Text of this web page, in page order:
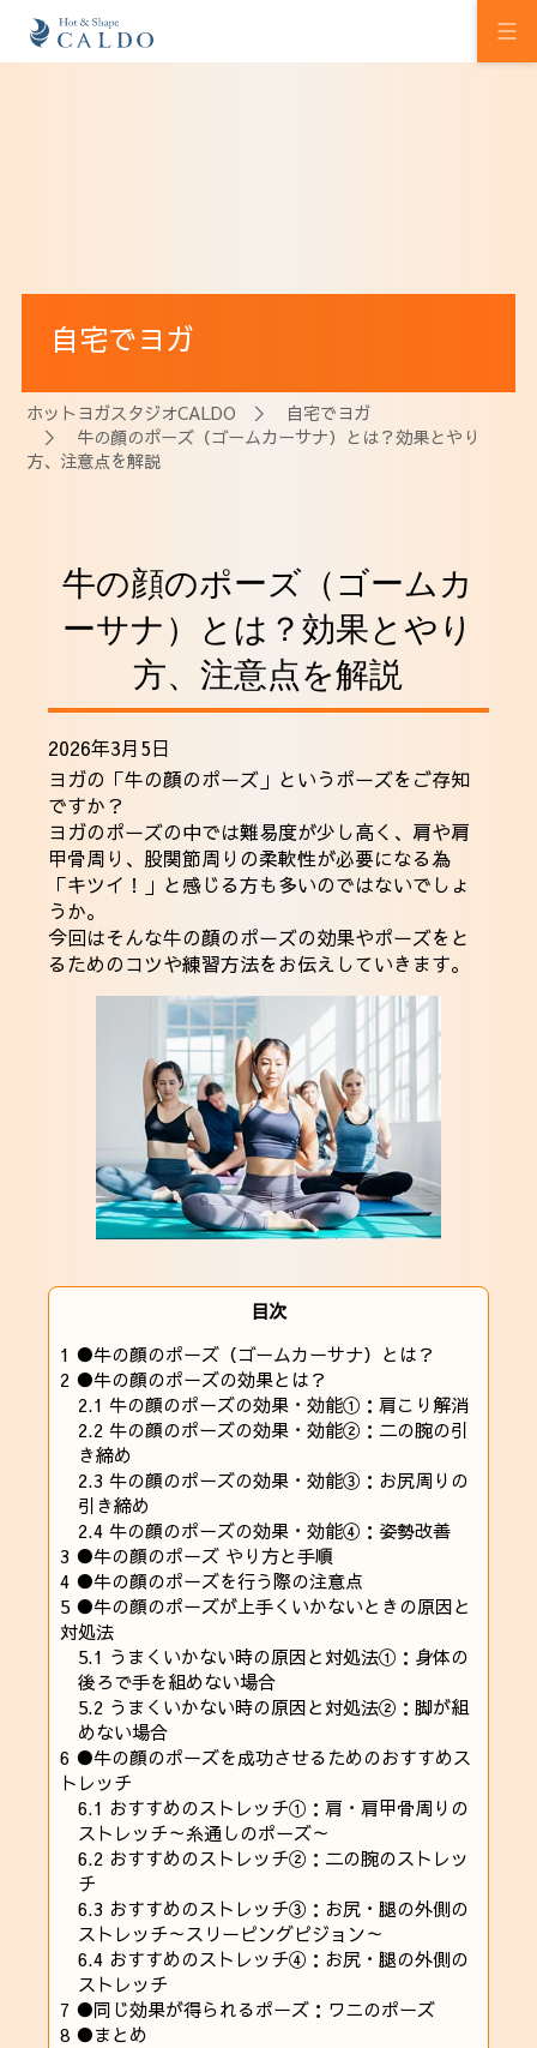
スタジオを探す
プログラム
料金
ウェルチケ
採用情報
自宅でヨガ
ホットヨガスタジオCALDO ＞ 自宅でヨガ
＞ 牛の顔のポーズ（ゴームカーサナ）とは？効果とやり
方、注意点を解説
牛の顔のポーズ（ゴームカ
ーサナ）とは？効果とやり
方、注意点を解説
2026年3月5日
ヨガの「牛の顔のポーズ」というポーズをご存知
ですか？
ヨガのポーズの中では難易度が少し高く、肩や肩
甲骨周り、股関節周りの柔軟性が必要になる為
「キツイ！」と感じる方も多いのではないでしょ
うか。
今回はそんな牛の顔のポーズの効果やポーズをと
るためのコツや練習方法をお伝えしていきます。
目次
1 ●牛の顔のポーズ（ゴームカーサナ）とは？
2 ●牛の顔のポーズの効果とは？
2.1 牛の顔のポーズの効果・効能①：肩こり解消
2.2 牛の顔のポーズの効果・効能②：二の腕の引
き締め
2.3 牛の顔のポーズの効果・効能③：お尻周りの
引き締め
2.4 牛の顔のポーズの効果・効能④：姿勢改善
3 ●牛の顔のポーズ やり方と手順
4 ●牛の顔のポーズを行う際の注意点
5 ●牛の顔のポーズが上手くいかないときの原因と
対処法
5.1 うまくいかない時の原因と対処法①：身体の
後ろで手を組めない場合
5.2 うまくいかない時の原因と対処法②：脚が組
めない場合
6 ●牛の顔のポーズを成功させるためのおすすめス
トレッチ
6.1 おすすめのストレッチ①：肩・肩甲骨周りの
ストレッチ～糸通しのポーズ～
6.2 おすすめのストレッチ②：二の腕のストレッ
チ
6.3 おすすめのストレッチ③：お尻・腿の外側の
ストレッチ～スリーピングピジョン～
6.4 おすすめのストレッチ④：お尻・腿の外側の
ストレッチ
7 ●同じ効果が得られるポーズ：ワニのポーズ
8 ●まとめ